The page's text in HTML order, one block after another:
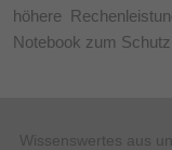
höhere
Notebook zum
Wissenswertes aus